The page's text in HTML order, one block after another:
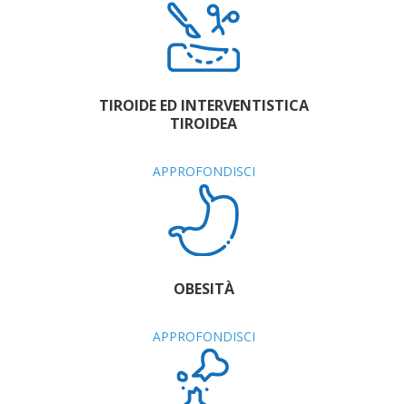
TIROIDE ED INTERVENTISTICA
TIROIDEA
APPROFONDISCI
OBESITÀ
APPROFONDISCI